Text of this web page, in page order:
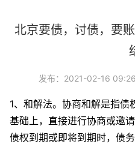
北京要债，讨债，要
发布：2021-02-16
1、和解法。协商和解是指债
基础上，直接进行协商或邀
债权到期或即将到期时，债